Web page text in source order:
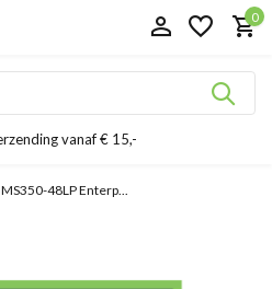
0
vanaf € 15,-
48LP Enterp...